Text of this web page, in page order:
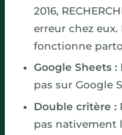
2016,
erreur chez eux.
fonctionne
Google Sheets :
pas sur Google
Double critère :
pas nativement